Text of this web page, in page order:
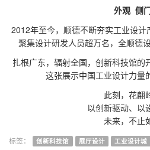
外观 侧
2012年至今，顺德不断夯实工业设
聚集设计研发人员超万名，全顺德
扎根广东，辐射全国，创新科技馆的
这张展示中国工业设计力量
此刻，花翩
以创新驱动、以
未来，不止
创新科技馆 展厅设计 工业设计城